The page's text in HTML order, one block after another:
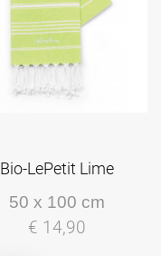
Bio-LePetit Lime
50 x 100 cm
€ 14,90